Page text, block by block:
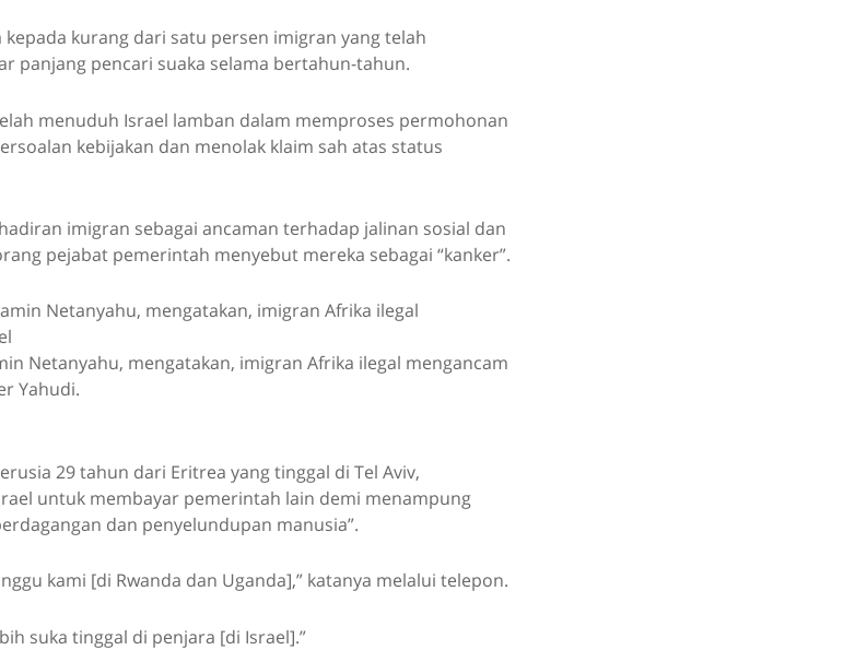
kurang dari satu persen imigran yang telah
panjang pencari suaka selama bertahun-tahun.
menuduh Israel lamban dalam memproses permohonan
kebijakan dan menolak klaim sah atas status
imigran sebagai ancaman terhadap jalinan sosial dan
pejabat pemerintah menyebut mereka sebagai “kanker”.
Netanyahu, mengatakan, imigran Afrika ilegal mengancam
Yahudi.
29 tahun dari Eritrea yang tinggal di Tel Aviv,
untuk membayar pemerintah lain demi menampung
dan penyelundupan manusia”.
kami [di Rwanda dan Uganda],” katanya melalui telepon.
suka tinggal di penjara [di Israel].”